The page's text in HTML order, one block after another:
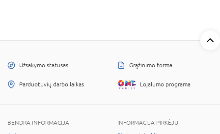
Užsakymo statusas Grąžinimo forma
Parduotuvių darbo laikas Lojalumo programa
BENDRA INFORMACIJA
INFORMACIJA PIRKĖJUI